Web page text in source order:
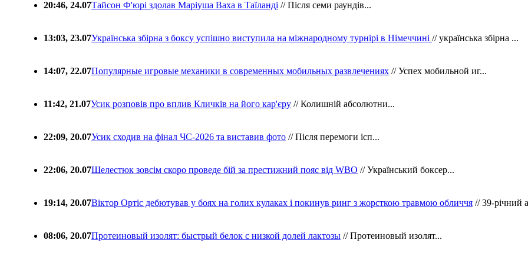
20:46, 24.07Тайсон Ф'юрі здолав Маріуша Ваха в Таїланді // Після семи раундів...
13:03, 23.07Українська збірна з боксу успішно виступила на міжнародному турнірі в Німеччині // українська збірна ...
14:07, 22.07Популярные игровые механики в современных мобильных развлечениях // Успех мобильной иг...
11:42, 21.07Усик розповів про вплив Кличків на його кар'єру // Колишній абсолютни...
22:09, 20.07Усик сходив на фінал ЧС-2026 та виставив фото // Після перемоги ісп...
22:06, 20.07Шелестюк зовсім скоро проведе бій за престижний пояс від WBO // Український боксер...
19:14, 20.07Віктор Ортіс дебютував у боях на голих кулаках і покинув ринг з жорсткою травмою обличчя // 39-річний
08:06, 20.07Протеиновый изолят: быстрый белок с низкой долей лактозы // Протеиновый изолят...